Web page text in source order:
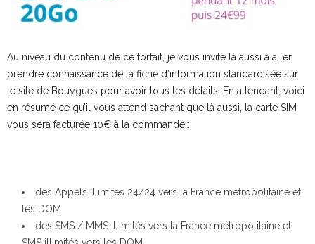
Au niveau du contenu de ce forfait, je vous invite là aussi à aller
prendre connaissance de la fiche d’information standardisée sur
le site de Bouygues pour avoir tous les détails. En attendant, voici
en résumé ce qu’il vous attend sachant que là aussi, la carte SIM
vous sera facturée 10€ à la commande :
des Appels illimités 24/24 vers la France métropolitaine et
les DOM
des SMS / MMS illimités vers la France métropolitaine et